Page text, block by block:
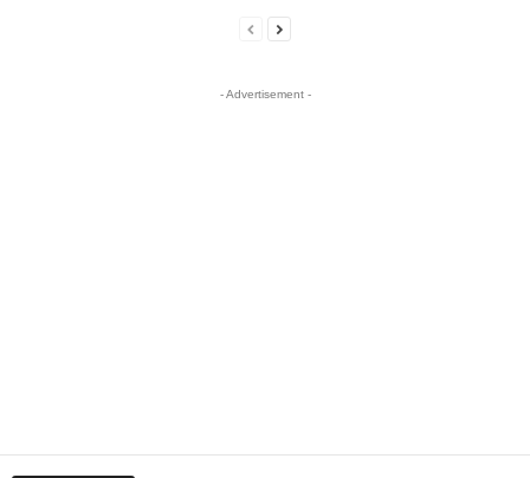
- Advertisement -